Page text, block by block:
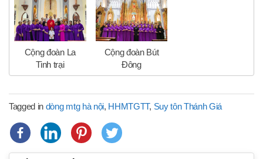
Cộng đoàn La
Tinh trại
Cộng đoàn Bút
Đông
Tagged in dòng mtg hà nội, HHMTGTT, Suy tôn Thánh Giá